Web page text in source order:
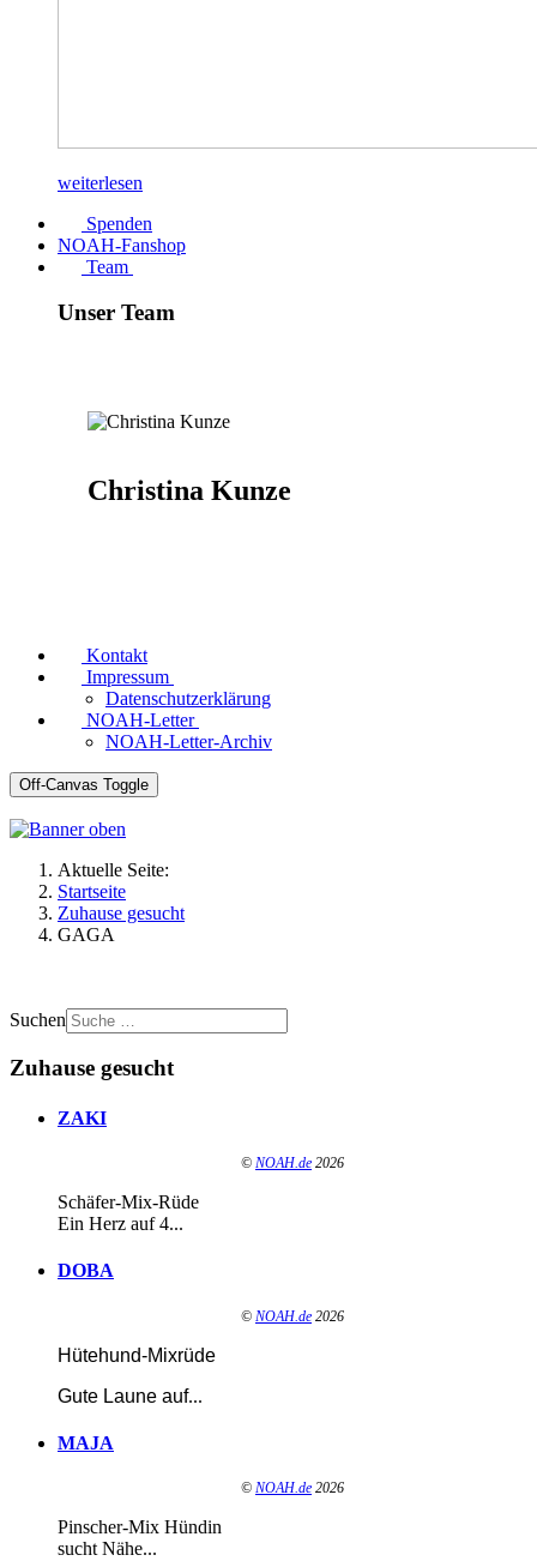
weiterlesen
Spenden
NOAH-Fanshop
Team
Unser Team
Christina Kunze
Kontakt
Impressum
Datenschutzerklärung
NOAH-Letter
NOAH-Letter-Archiv
Off-Canvas Toggle
Aktuelle Seite:
Startseite
Zuhause gesucht
GAGA
Suchen
Zuhause gesucht
ZAKI
© NOAH.de 2026
Schäfer-Mix-Rüde
Ein Herz auf 4...
DOBA
© NOAH.de 2026
Hütehund-Mixrüde
Gute Laune auf...
MAJA
© NOAH.de 2026
Pinscher-Mix Hündin
sucht Nähe...